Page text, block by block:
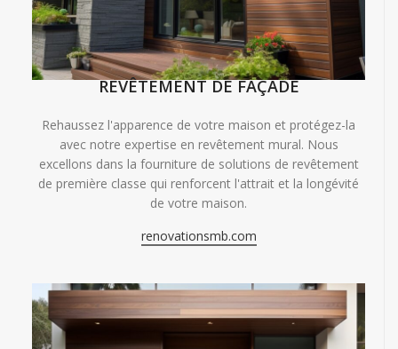
REVÊTEMENT DE FAÇADE
Rehaussez l'apparence de votre maison et protégez-la
avec notre expertise en revêtement mural. Nous
excellons dans la fourniture de solutions de revêtement
de première classe qui renforcent l'attrait et la longévité
de votre maison.
renovationsmb.com